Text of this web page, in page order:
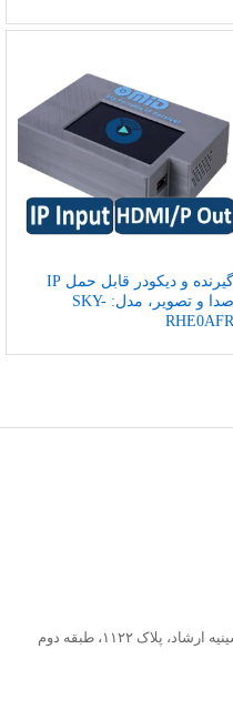
گیرنده و دیکودر قابل حمل IP
صدا و تصویر، مدل: SKY-
RHE0AFR
۱۱۲۲، طبقه دوم